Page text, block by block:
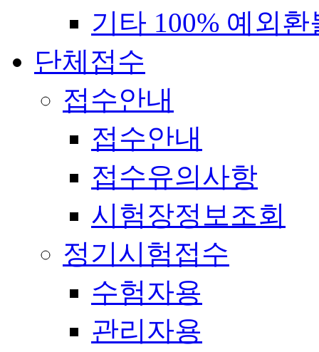
기타 100% 예외환
단체접수
접수안내
접수안내
접수유의사항
시험장정보조회
정기시험접수
수험자용
관리자용